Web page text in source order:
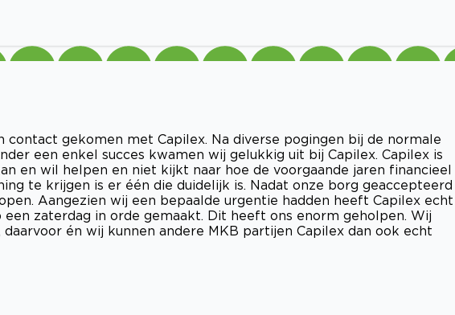
contact gekomen met Capilex. Na diverse pogingen bij de normale
een enkel succes kwamen wij gelukkig uit bij Capilex. Capilex is
en wil helpen en niet kijkt naar hoe de voorgaande jaren financieel
te krijgen is er één die duidelijk is. Nadat onze borg geaccepteerd
Aangezien wij een bepaalde urgentie hadden heeft Capilex echt
zaterdag in orde gemaakt. Dit heeft ons enorm geholpen. Wij
én wij kunnen andere MKB partijen Capilex dan ook echt